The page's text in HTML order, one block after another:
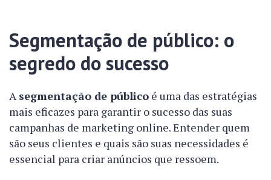
Segmentação de público: o
segredo do sucesso
Asegmentação de público é uma das estratégias
mais eficazes para garantir o sucesso das suas
campanhas de marketing online. Entender quem
são seus clientes e quais são suas necessidades é
essencial para criar anúncios que ressoem.